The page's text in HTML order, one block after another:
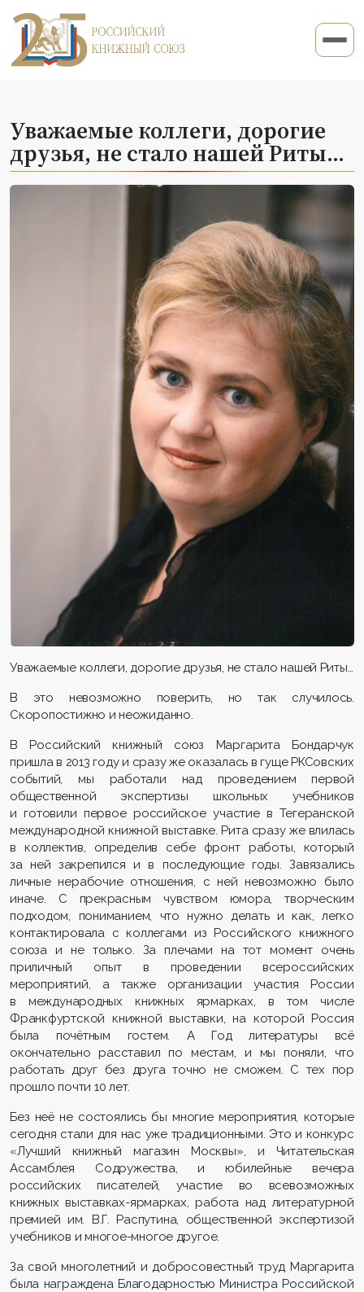
Уважаемые коллеги, дорогие
друзья, не стало нашей Риты…
Уважаемые коллеги, дорогие друзья, не стало нашей Риты…
В это невозможно поверить, но так случилось.
Скоропостижно и неожиданно.
В Российский книжный союз Маргарита Бондарчук
пришла в 2013 году и сразу же оказалась в гуще РКСовских
событий, мы работали над проведением первой
общественной экспертизы школьных учебников
и готовили первое российское участие в Тегеранской
международной книжной выставке. Рита сразу же влилась
в коллектив, определив себе фронт работы, который
за ней закрепился и в последующие годы. Завязались
личные нерабочие отношения, с ней невозможно было
иначе. С прекрасным чувством юмора, творческим
подходом, пониманием, что нужно делать и как, легко
контактировала с коллегами из Российского книжного
союза и не только. За плечами на тот момент очень
приличный опыт в проведении всероссийских
мероприятий, а также организации участия России
в международных книжных ярмарках, в том числе
Франкфуртской книжной выставки, на которой Россия
была почётным гостем. А Год литературы всё
окончательно расставил по местам, и мы поняли, что
работать друг без друга точно не сможем. С тех пор
прошло почти 10 лет.
Без неё не состоялись бы многие мероприятия, которые
сегодня стали для нас уже традиционными. Это и конкурс
«Лучший книжный магазин Москвы», и Читательская
Ассамблея Содружества, и юбилейные вечера
российских писателей, участие во всевозможных
книжных выставках-ярмарках, работа над литературной
премией им. В.Г. Распутина, общественной экспертизой
учебников и многое-многое другое.
За свой многолетний и добросовестный труд Маргарита
была награждена Благодарностью Министра Российской